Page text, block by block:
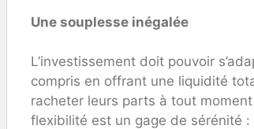
Une souplesse inégalée
L’investissement doit pouvoir
compris en offrant une liquidité
racheter leurs parts à tout moment
flexibilité est un gage de sérénité :